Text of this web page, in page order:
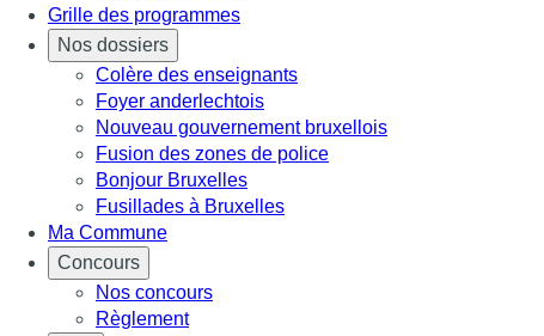
Grille des programmes
Nos dossiers
Colère des enseignants
Foyer anderlechtois
Nouveau gouvernement bruxellois
Fusion des zones de police
Bonjour Bruxelles
Fusillades à Bruxelles
Ma Commune
Concours
Nos concours
Règlement